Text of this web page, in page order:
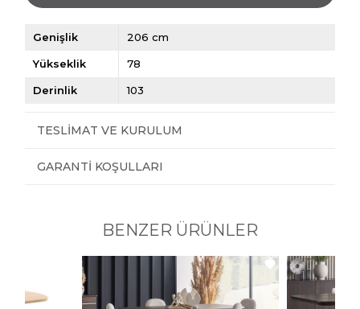
Genişlik 206 cm
Yükseklik 78
Derinlik 103
TESLIMAT VE KURULUM
GARANTI KOŞULLARI
BENZER ÜRÜNLER